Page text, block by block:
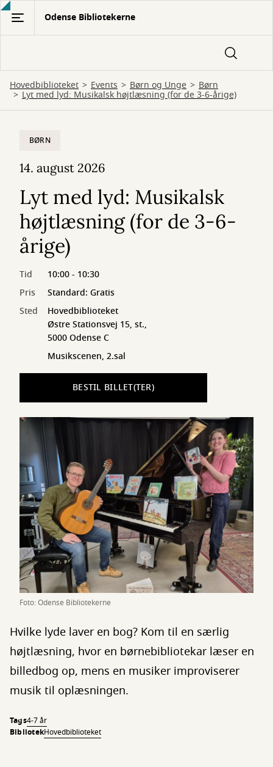
Gå
hovedindhold
Odense Bibliotekerne
Hovedbiblioteket Events Børn og Unge Børn
Lyt med lyd: Musikalsk højtlæsning (for de 3-6-årige)
Foto: Odense Bibliotekerne
BØRN
14. august 2026
Lyt med lyd: Musikalsk
højtlæsning (for de 3-6-
årige)
Tid
10:00 - 10:30
Pris
Standard: Gratis
Sted
Hovedbiblioteket
Østre Stationsvej 15, st.,
5000 Odense C
Musikscenen, 2.sal
BESTIL BILLET(TER)
Hvilke lyde laver en bog? Kom til en særlig
højtlæsning, hvor en børnebibliotekar læser en
billedbog op, mens en musiker improviserer
musik til oplæsningen.
Tags4-7 år
BibliotekHovedbiblioteket